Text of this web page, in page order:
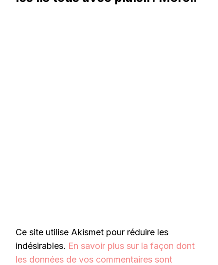
Ce site utilise Akismet pour réduire les
indésirables. En savoir plus sur la façon dont
les données de vos commentaires sont